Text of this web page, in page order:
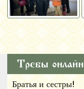
Требы онлайн
Братья и сестры!